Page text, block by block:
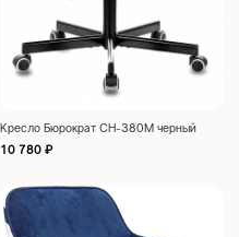
Кресло Бюрократ CH-380M черный
10 780 ₽